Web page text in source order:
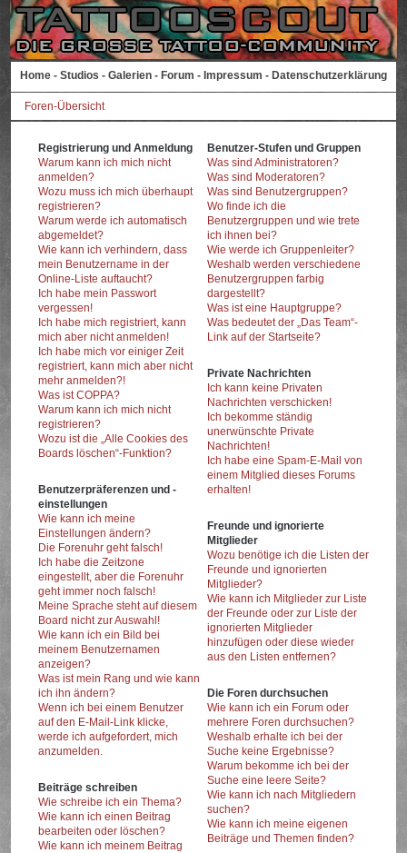
Home - Studios - Galerien - Forum - Impressum - Datenschutzerklärung
Foren-Übersicht
Registrierung und Anmeldung
Warum kann ich mich nicht
anmelden?
Wozu muss ich mich überhaupt
registrieren?
Warum werde ich automatisch
abgemeldet?
Wie kann ich verhindern, dass
mein Benutzername in der
Online-Liste auftaucht?
Ich habe mein Passwort
vergessen!
Ich habe mich registriert, kann
mich aber nicht anmelden!
Ich habe mich vor einiger Zeit
registriert, kann mich aber nicht
mehr anmelden?!
Was ist COPPA?
Warum kann ich mich nicht
registrieren?
Wozu ist die „Alle Cookies des
Boards löschen“-Funktion?
Benutzerpräferenzen und -
einstellungen
Wie kann ich meine
Einstellungen ändern?
Die Forenuhr geht falsch!
Ich habe die Zeitzone
eingestellt, aber die Forenuhr
geht immer noch falsch!
Meine Sprache steht auf diesem
Board nicht zur Auswahl!
Wie kann ich ein Bild bei
meinem Benutzernamen
anzeigen?
Was ist mein Rang und wie kann
ich ihn ändern?
Wenn ich bei einem Benutzer
auf den E-Mail-Link klicke,
werde ich aufgefordert, mich
anzumelden.
Beiträge schreiben
Wie schreibe ich ein Thema?
Wie kann ich einen Beitrag
bearbeiten oder löschen?
Wie kann ich meinem Beitrag
Benutzer-Stufen und Gruppen
Was sind Administratoren?
Was sind Moderatoren?
Was sind Benutzergruppen?
Wo finde ich die
Benutzergruppen und wie trete
ich ihnen bei?
Wie werde ich Gruppenleiter?
Weshalb werden verschiedene
Benutzergruppen farbig
dargestellt?
Was ist eine Hauptgruppe?
Was bedeutet der „Das Team“-
Link auf der Startseite?
Private Nachrichten
Ich kann keine Privaten
Nachrichten verschicken!
Ich bekomme ständig
unerwünschte Private
Nachrichten!
Ich habe eine Spam-E-Mail von
einem Mitglied dieses Forums
erhalten!
Freunde und ignorierte
Mitglieder
Wozu benötige ich die Listen der
Freunde und ignorierten
Mitglieder?
Wie kann ich Mitglieder zur Liste
der Freunde oder zur Liste der
ignorierten Mitglieder
hinzufügen oder diese wieder
aus den Listen entfernen?
Die Foren durchsuchen
Wie kann ich ein Forum oder
mehrere Foren durchsuchen?
Weshalb erhalte ich bei der
Suche keine Ergebnisse?
Warum bekomme ich bei der
Suche eine leere Seite?
Wie kann ich nach Mitgliedern
suchen?
Wie kann ich meine eigenen
Beiträge und Themen finden?